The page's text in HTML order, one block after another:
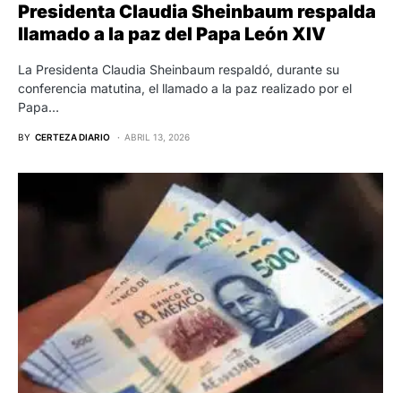
Presidenta Claudia Sheinbaum respalda
llamado a la paz del Papa León XIV
La Presidenta Claudia Sheinbaum respaldó, durante su
conferencia matutina, el llamado a la paz realizado por el
Papa…
BY CERTEZA DIARIO ABRIL 13, 2026